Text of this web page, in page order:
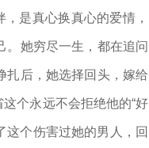
是真心换真心的爱情，
。她穷尽一生，都在追问
扎后，她选择回头，嫁给
个永远不会拒绝他的“好
这个伤害过她的男人，回